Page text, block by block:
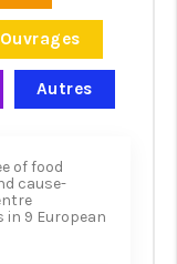
Ouvrages
Autres
of food
cause-
9 European